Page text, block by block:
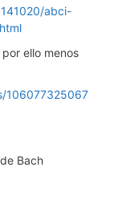
abci-
ello menos
106077325067
Bach